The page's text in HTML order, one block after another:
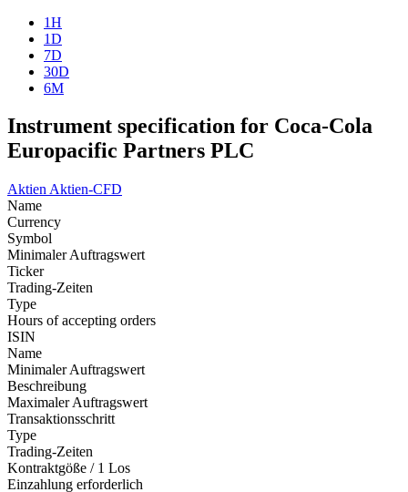
1H
1D
7D
30D
6M
Instrument specification for Coca-Cola
Europacific Partners PLC
Aktien Aktien-CFD
Name
Currency
Symbol
Minimaler Auftragswert
Ticker
Trading-Zeiten
Type
Hours of accepting orders
ISIN
Name
Minimaler Auftragswert
Beschreibung
Maximaler Auftragswert
Transaktionsschritt
Type
Trading-Zeiten
Kontraktgöße / 1 Los
Einzahlung erforderlich